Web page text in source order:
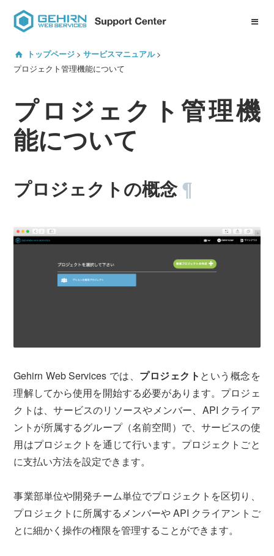
ID Center について
サービスマニュアル一覧
プロジェクト管理機能 Gehirn DNS
Gehirn EDJ
Gehirn MCA
サービスへのお問い合わせ
トップページ サービスマニュアル
プロジェクト管理機能について
プロジェクト管理機
能について
プロジェクトの概念¶
Gehirn Web Services では、 プロジェクト という概念を
理解してから使用を開始する必要があります。プロジェ
クトは、サービスのリソースやメンバー、API クライア
ントが所属するグループ（名前空間）で、サービスの使
用はプロジェクトを通じて行います。プロジェクトごと
に支払い方法を設定できます。
事業部単位や開発チーム単位でプロジェクトを区切り、
プロジェクトに所属するメンバーや API クライアントご
とに細かく操作の権限を管理することができます。